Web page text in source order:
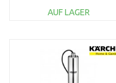
AUF LAGER
Vergleichen